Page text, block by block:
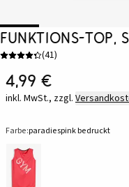
Funktions-
(41)
4,99 €
inkl. MwSt., zzgl.
Farbe:paradiespink bedruckt